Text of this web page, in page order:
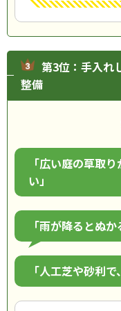
第3位：手入れ
整備
「広い庭の草取
い」
「雨が降るとぬ
「人工芝や砂利